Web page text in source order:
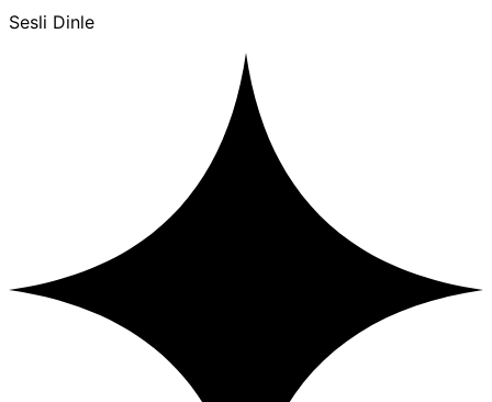
Sesli Dinle